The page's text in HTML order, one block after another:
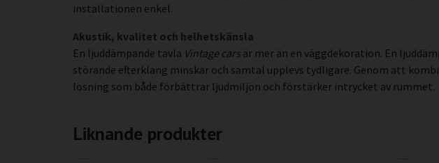
installationen enkel.
Akustik, kvalitet och helhetskänsla
En ljuddämpande tavla Vintage cars är mer än en väggdekoration. En
störande efterklang minskar och samtal upplevs tydligare. Genom att
lösning som både förbättrar ljudmiljön och förstärker intrycket av rummet.
Liknande produkter